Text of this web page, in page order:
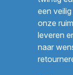
een
onze
leveren
naar